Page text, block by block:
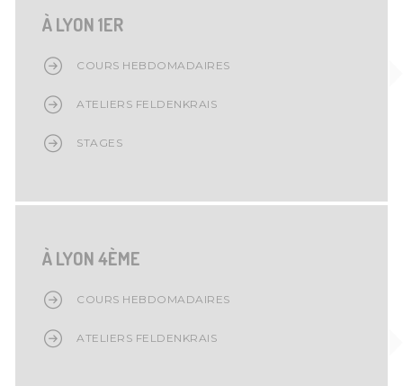
À LYON 1ER
COURS HEBDOMADAIRES
ATELIERS FELDENKRAIS
STAGES
À LYON 4ÈME
COURS HEBDOMADAIRES
ATELIERS FELDENKRAIS